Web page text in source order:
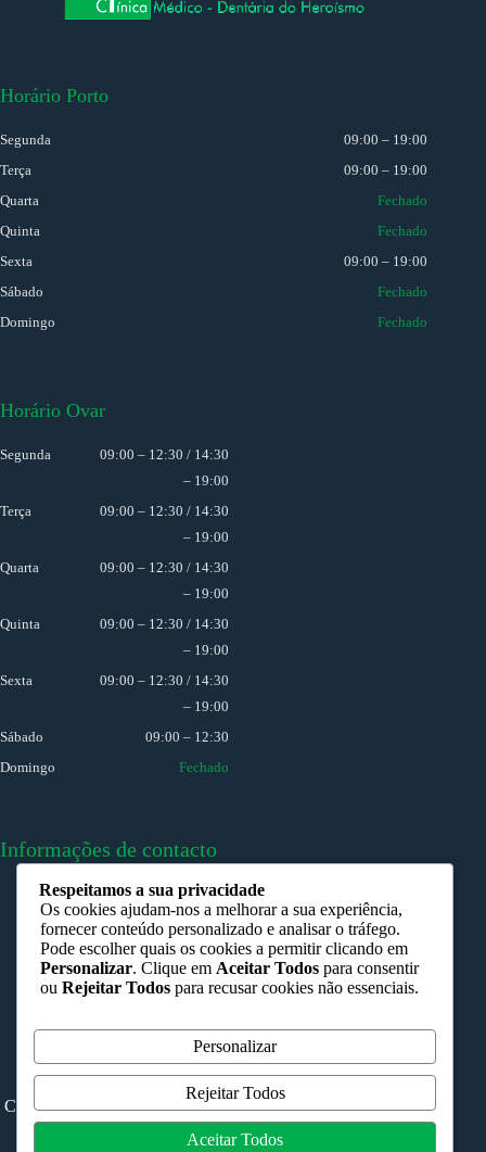
Horário Porto
Segunda
09:00 – 19:00
Terça
09:00 – 19:00
Quarta
Fechado
Quinta
Fechado
Sexta
09:00 – 19:00
Sábado
Fechado
Domingo
Fechado
Horário Ovar
Segunda
09:00 – 12:30 / 14:30
– 19:00
Terça
09:00 – 12:30 / 14:30
– 19:00
Quarta
09:00 – 12:30 / 14:30
– 19:00
Quinta
09:00 – 12:30 / 14:30
– 19:00
Sexta
09:00 – 12:30 / 14:30
– 19:00
Sábado
09:00 – 12:30
Domingo
Fechado
Informações de contacto
Porto:
R. Heroísmo 139-A
Ovar:
R. Elias Garcia, 106 - 1 Dto
Ovar:
256 035 859 (rede fixa nacional)
Copyright © 2026 – Clínica do Heroísmo | Desenvolvido por
Bluee
Respeitamos a sua privacidade
Os cookies ajudam-nos a melhorar a sua experiência,
fornecer conteúdo personalizado e analisar o tráfego.
Pode escolher quais os cookies a permitir clicando em
Personalizar. Clique em Aceitar Todos para consentir
ou Rejeitar Todos para recusar cookies não essenciais.
Personalizar
Rejeitar Todos
Aceitar Todos